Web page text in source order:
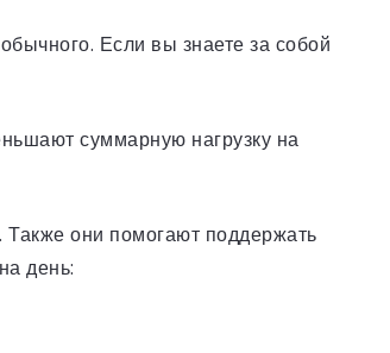
Если вы знаете за собой
суммарную нагрузку на
они помогают поддержать
день: